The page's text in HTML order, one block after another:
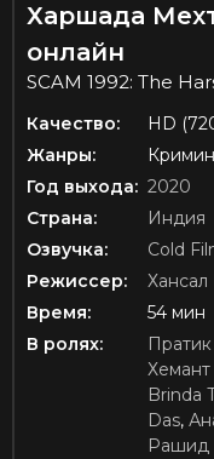
Харшада
онлайн
SCAM 1992: The
Качество:
HD
Жанры:
Год выхода: 2020
Страна:
Индия
Озвучка:
Cold
Режиссер:
Хансал
Время:
54 мин
В ролях:
Brinda
Das,
Рашид